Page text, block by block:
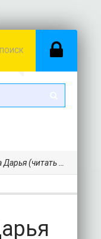
полные книги .TXT) 📗